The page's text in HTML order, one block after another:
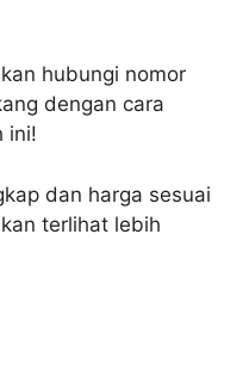
hubungi nomor
dengan cara
ini!
dan harga sesuai
terlihat lebih